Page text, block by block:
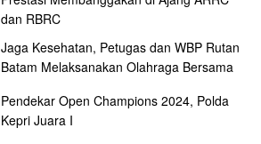
dan RBRC
Jaga Kesehatan, Petugas dan WBP Rutan
Batam Melaksanakan Olahraga Bersama
Pendekar Open Champions 2024, Polda
Kepri Juara I